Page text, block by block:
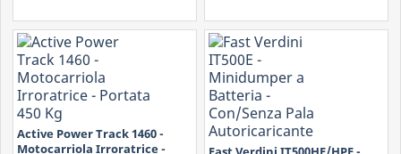
Active Power Track 1460 -
Motocarriola Irroratrice -